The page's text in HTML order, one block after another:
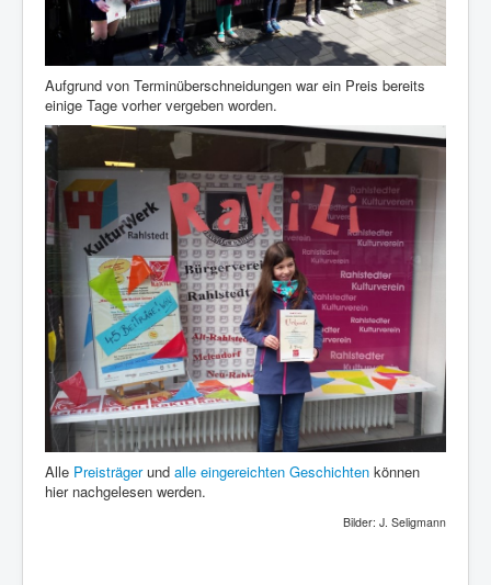
Aufgrund von Terminüberschneidungen war ein Preis bereits
einige Tage vorher vergeben worden.
Alle Preisträgerund alle eingereichten Geschichten können
hier nachgelesen werden.
Bilder: J. Seligmann